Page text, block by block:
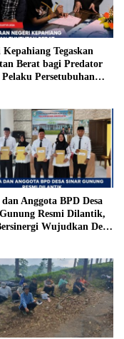
Tegaskan
Berat bagi Predator
Persetubuhan
Anggota BPD Desa
Resmi Dilantik,
Wujudkan Desa